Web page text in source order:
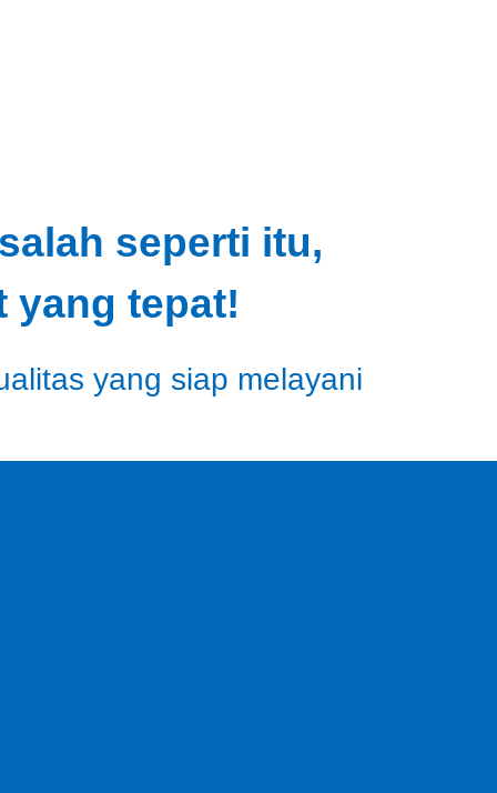
seperti itu,
yang tepat!
yang siap melayani